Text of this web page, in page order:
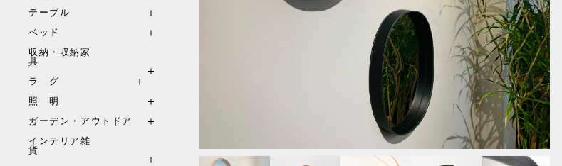
テーブル
ベッド
収納・収納家
具
ラ グ
照 明
ガーデン・アウトドア
インテリア雑
貨
1/7